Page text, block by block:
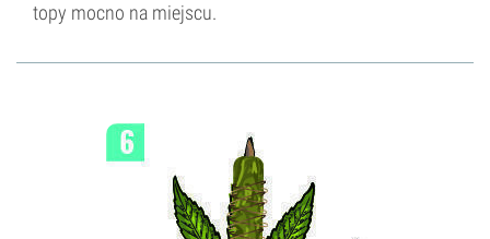
topy mocno na miejscu.